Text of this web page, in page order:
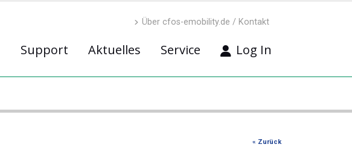
Über cfos-emobility.de / Kontakt
Support Aktuelles Service Log In
« Zurück